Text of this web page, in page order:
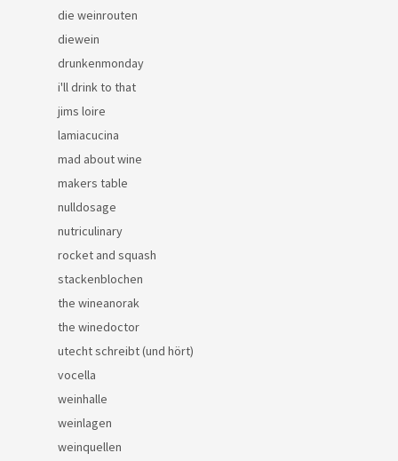
die weinrouten
diewein
drunkenmonday
i'll drink to that
jims loire
lamiacucina
mad about wine
makers table
nulldosage
nutriculinary
rocket and squash
stackenblochen
the wineanorak
the winedoctor
utecht schreibt (und hört)
vocella
weinhalle
weinlagen
weinquellen